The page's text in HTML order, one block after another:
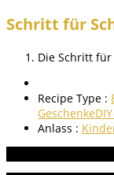
Schritt für
Die Schritt
Recipe Type :
Geschenke
Anlass :